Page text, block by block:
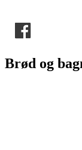
Brød og